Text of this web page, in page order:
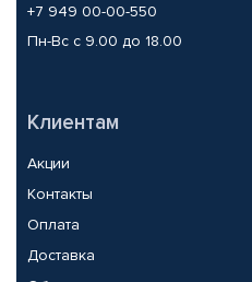
+7 949 00-00-550
Пн-Вс с 9.00 до 18.00
Клиентам
Акции
Контакты
Оплата
Доставка